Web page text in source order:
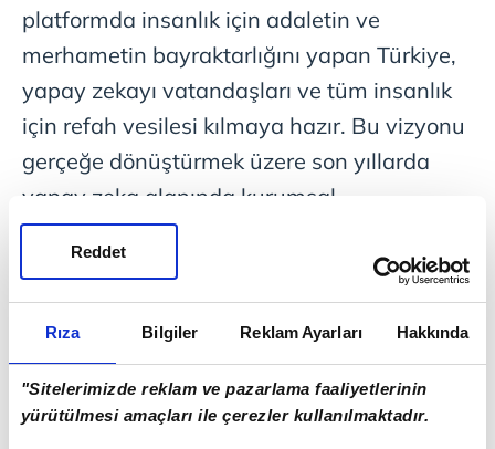
Rıza Bilgiler Reklam Ayarları Hakkında
"Sitelerimizde reklam ve pazarlama faaliyetlerinin
yürütülmesi amaçları ile çerezler kullanılmaktadır.
Reddet
platformda insanlık için adaletin ve
merhametin bayraktarlığını yapan Türkiye,
yapay zekayı vatandaşları ve tüm insanlık
için refah vesilesi kılmaya hazır. Bu vizyonu
gerçeğe dönüştürmek üzere son yıllarda
yapay zeka alanında kurumsal
kapasitemizi, insan kaynağımızı, veri ve
hesaplama altyapımızı, araştırma ve
girişimcilik ekosistemimizi bütüncül bir
yaklaşımla güçlendirdik."
Yapay zeka alanında ülkenin ihtiyaçlarına
cevap veren, küresel eğilimlerle uyumlu,